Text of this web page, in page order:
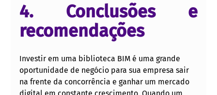
4. Conclusões e
recomendações
Investir em uma biblioteca BIM é uma grande
oportunidade de negócio para sua empresa sair
na frente da concorrência e ganhar um mercado